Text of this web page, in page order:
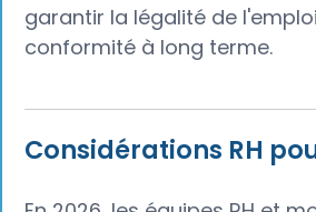
garantir la légalité de
conformité à long terme.
Considérations RH